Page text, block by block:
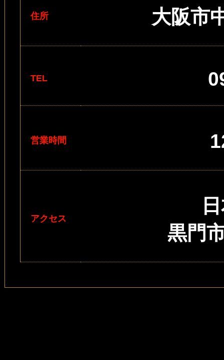
住所 大阪市
TEL
営業時間
アクセス
黒門